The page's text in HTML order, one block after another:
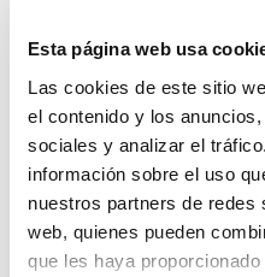
Esta página web usa
Las cookies de este sitio
el contenido y los
sociales y analizar el
información sobre el uso
nuestros partners de redes
web, quienes pueden
que les haya
¿Has olvidado tu contraseña?